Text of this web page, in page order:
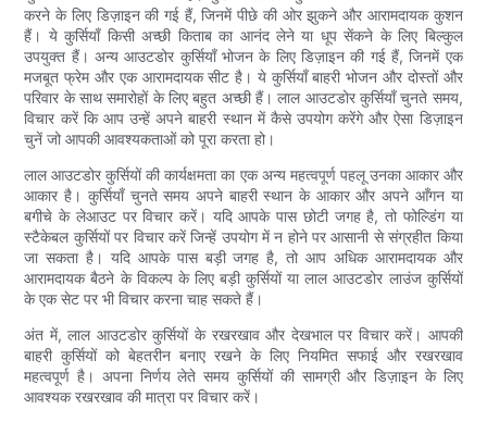
करने के लिए डिज़ाइन की गई हैं, जिनमें पीछे की ओर झुकने और आरामदायक कुशन
हैं। ये कुर्सियाँ किसी अच्छी किताब का आनंद लेने या धूप सेंकने के लिए बिल्कुल
उपयुक्त हैं। अन्य आउटडोर कुर्सियाँ भोजन के लिए डिज़ाइन की गई हैं, जिनमें एक
मजबूत फ्रेम और एक आरामदायक सीट है। ये कुर्सियाँ बाहरी भोजन और दोस्तों और
परिवार के साथ समारोहों के लिए बहुत अच्छी हैं। लाल आउटडोर कुर्सियाँ चुनते समय,
विचार करें कि आप उन्हें अपने बाहरी स्थान में कैसे उपयोग करेंगे और ऐसा डिज़ाइन
चुनें जो आपकी आवश्यकताओं को पूरा करता हो।
लाल आउटडोर कुर्सियों की कार्यक्षमता का एक अन्य महत्वपूर्ण पहलू उनका आकार और
आकार है। कुर्सियाँ चुनते समय अपने बाहरी स्थान के आकार और अपने आँगन या
बगीचे के लेआउट पर विचार करें। यदि आपके पास छोटी जगह है, तो फोल्डिंग या
स्टैकेबल कुर्सियों पर विचार करें जिन्हें उपयोग में न होने पर आसानी से संग्रहीत किया
जा सकता है। यदि आपके पास बड़ी जगह है, तो आप अधिक आरामदायक और
आरामदायक बैठने के विकल्प के लिए बड़ी कुर्सियों या लाल आउटडोर लाउंज कुर्सियों
के एक सेट पर भी विचार करना चाह सकते हैं।
अंत में, लाल आउटडोर कुर्सियों के रखरखाव और देखभाल पर विचार करें। आपकी
बाहरी कुर्सियों को बेहतरीन बनाए रखने के लिए नियमित सफाई और रखरखाव
महत्वपूर्ण है। अपना निर्णय लेते समय कुर्सियों की सामग्री और डिज़ाइन के लिए
आवश्यक रखरखाव की मात्रा पर विचार करें।